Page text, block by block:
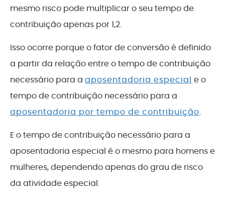
mesmo risco pode multiplicar o seu tempo de
contribuição apenas por 1,2.
Isso ocorre porque o fator de conversão é definido
a partir da relação entre o tempo de contribuição
necessário para a aposentadoria especial e o
tempo de contribuição necessário para a
aposentadoria por tempo de contribuição.
E o tempo de contribuição necessário para a
aposentadoria especial é o mesmo para homens e
mulheres, dependendo apenas do grau de risco
da atividade especial.